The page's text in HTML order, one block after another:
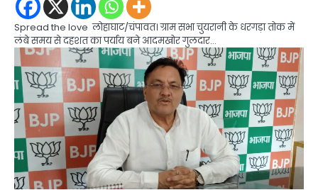
Spread the love लोहाघाट/चंपावत। ग्राम सभा चुयरानी के धरगड़ा तोक में
लंबे समय से दहशत का पर्याय बने आदमखोर गुलदार…